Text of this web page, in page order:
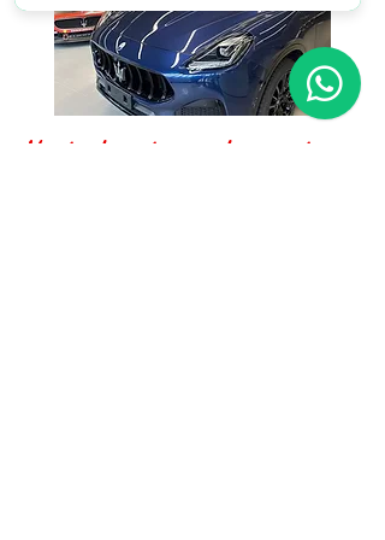
Venta de autos usados y antiguos